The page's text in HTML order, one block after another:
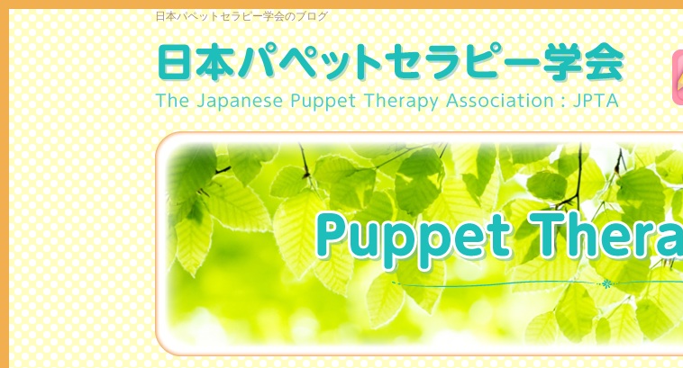
日本パペットセラピー学会のブログ